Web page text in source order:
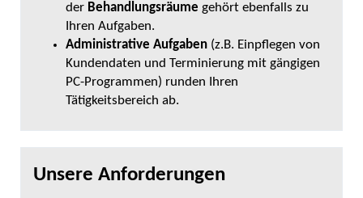
der Behandlungsräume gehört ebenfalls zu
Ihren Aufgaben.
Administrative Aufgaben (z.B. Einpflegen von
Kundendaten und Terminierung mit gängigen
PC-Programmen) runden Ihren
Tätigkeitsbereich ab.
Unsere Anforderungen